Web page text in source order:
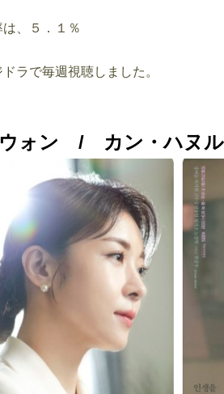
、５．１％
ラで毎週視聴しました。
ウォン / カン・ハヌル